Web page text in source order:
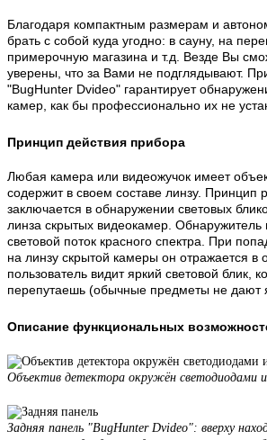
Благодаря компактным размерам и
брать с собой куда угодно: в сауну, на
примерочную магазина и т.д. Везде Вы
уверены, что за Вами не подглядывают.
"BugHunter Dvideo" гарантирует
камер, как бы профессионально их не
Принцип действия прибора
Любая камера или видеожучок имеет
содержит в своем составе линзу. Принцип
заключается в обнаружении световых
линза скрытых видеокамер.
световой поток красного спектра. При
на линзу скрытой камеры он отражается в
пользователь видит яркий световой блик,
перепутаешь (обычные предметы не дают
Описание функциональных
Объектив детектора окружён светодиодами
Задняя панель "BugHunter Dvideo": вверху